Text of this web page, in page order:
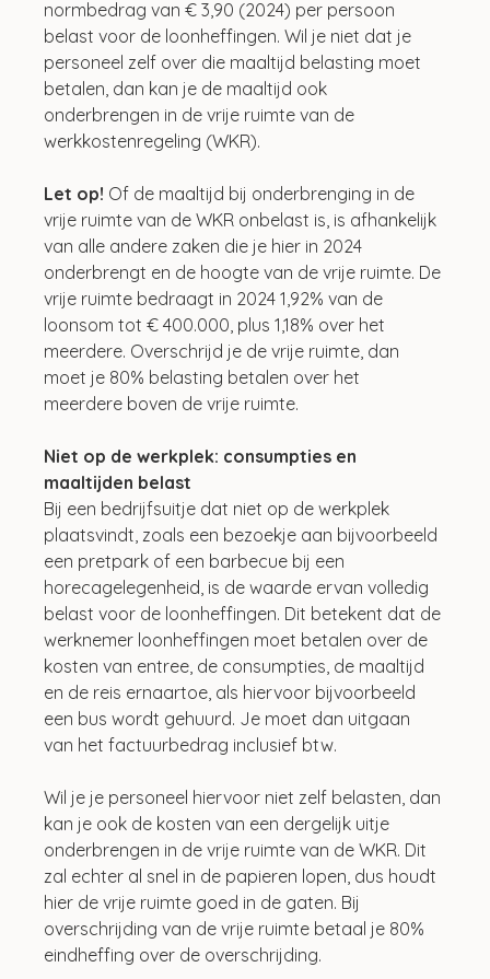
normbedrag van € 3,90 (2024) per persoon
belast voor de loonheffingen. Wil je niet dat je
personeel zelf over die maaltijd belasting moet
betalen, dan kan je de maaltijd ook
onderbrengen in de vrije ruimte van de
werkkostenregeling (WKR).
Let op! Of de maaltijd bij onderbrenging in de
vrije ruimte van de WKR onbelast is, is afhankelijk
van alle andere zaken die je hier in 2024
onderbrengt en de hoogte van de vrije ruimte. De
vrije ruimte bedraagt in 2024 1,92% van de
loonsom tot € 400.000, plus 1,18% over het
meerdere. Overschrijd je de vrije ruimte, dan
moet je 80% belasting betalen over het
meerdere boven de vrije ruimte.
Niet op de werkplek: consumpties en
maaltijden belast
Bij een bedrijfsuitje dat niet op de werkplek
plaatsvindt, zoals een bezoekje aan bijvoorbeeld
een pretpark of een barbecue bij een
horecagelegenheid, is de waarde ervan volledig
belast voor de loonheffingen. Dit betekent dat de
werknemer loonheffingen moet betalen over de
kosten van entree, de consumpties, de maaltijd
en de reis ernaartoe, als hiervoor bijvoorbeeld
een bus wordt gehuurd. Je moet dan uitgaan
van het factuurbedrag inclusief btw.
Wil je je personeel hiervoor niet zelf belasten, dan
kan je ook de kosten van een dergelijk uitje
onderbrengen in de vrije ruimte van de WKR. Dit
zal echter al snel in de papieren lopen, dus houdt
hier de vrije ruimte goed in de gaten. Bij
overschrijding van de vrije ruimte betaal je 80%
eindheffing over de overschrijding.